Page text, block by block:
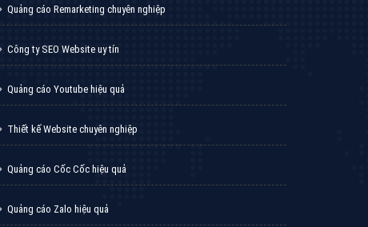
Quảng cáo Remarketing chuyên nghiệp
Công ty SEO Website uy tín
Quảng cáo Youtube hiệu quả
Thiết kế Website chuyên nghiệp
Quảng cáo Cốc Cốc hiệu quả
Quảng cáo Zalo hiệu quả